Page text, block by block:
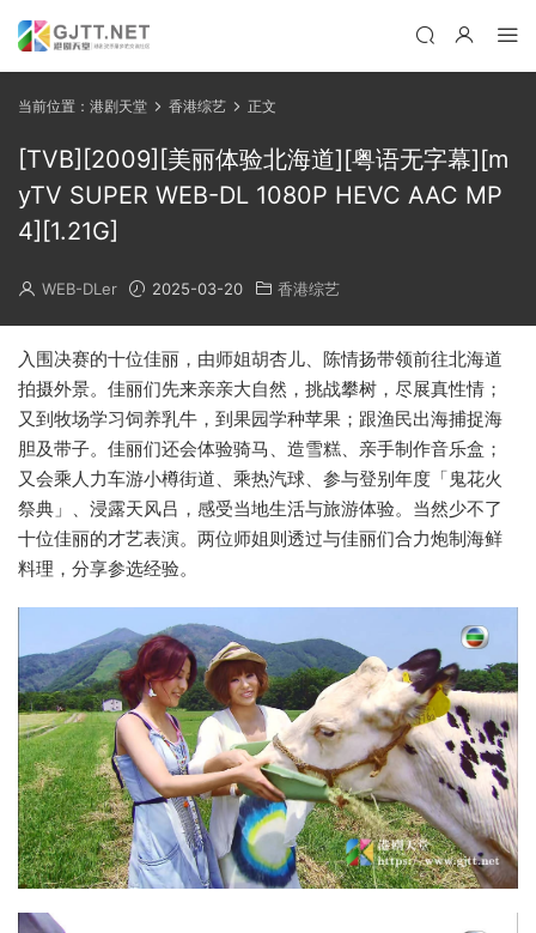
当前位置： 港剧天堂 香港综艺 正文
[TVB][2009][美丽体验北海道][粤语无字幕][m
yTV SUPER WEB-DL 1080P HEVC AAC MP
4][1.21G]
WEB-DLer 2025-03-20 香港综艺
入围决赛的十位佳丽，由师姐胡杏儿、陈情扬带领前往北海道
拍摄外景。佳丽们先来亲亲大自然，挑战攀树，尽展真性情；
又到牧场学习饲养乳牛，到果园学种苹果；跟渔民出海捕捉海
胆及带子。佳丽们还会体验骑马、造雪糕、亲手制作音乐盒；
又会乘人力车游小樽街道、乘热汽球、参与登别年度「鬼花火
祭典」、浸露天风吕，感受当地生活与旅游体验。当然少不了
十位佳丽的才艺表演。两位师姐则透过与佳丽们合力炮制海鲜
料理，分享参选经验。